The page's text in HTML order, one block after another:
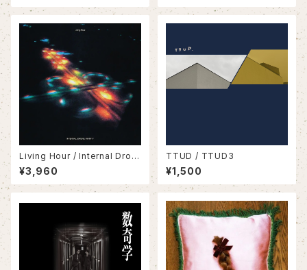
Living Hour / Internal Dron
e Infinity(LP)
¥3,960
TTUD / TTUD3
¥1,500